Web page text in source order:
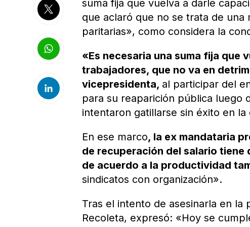
suma fija que vuelva a darle
que aclaró que no se trata de
paritarias», como considera la
«Es necesaria una suma fija que
trabajadores, que no va en
vicepresidenta, al participar del
para su reaparición pública luego
intentaron gatillarse sin éxito en
En ese marco, la ex mandataria
de recuperación del salario tiene
de acuerdo a la productividad
sindicatos con organización».
Tras el intento de asesinarla en
Recoleta, expresó: «Hoy se